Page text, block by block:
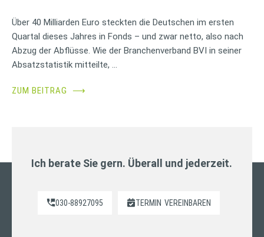
Über 40 Milliarden Euro steckten die Deutschen im ersten
Quartal dieses Jahres in Fonds – und zwar netto, also nach
Abzug der Abflüsse. Wie der Branchenverband BVI in seiner
Absatzstatistik mitteilte, …
ZUM BEITRAG ⟶
Ich berate Sie gern. Überall und jederzeit.
030-88927095 TERMIN VEREINBAREN